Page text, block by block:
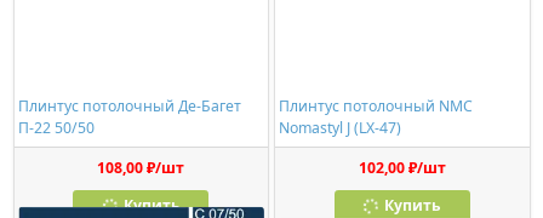
Плинтус потолочный Де-Багет
П-22 50/50
108,00 ₽/шт
Купить
Плинтус потолочный NMC
Nomastyl J (LX-47)
102,00 ₽/шт
Купить